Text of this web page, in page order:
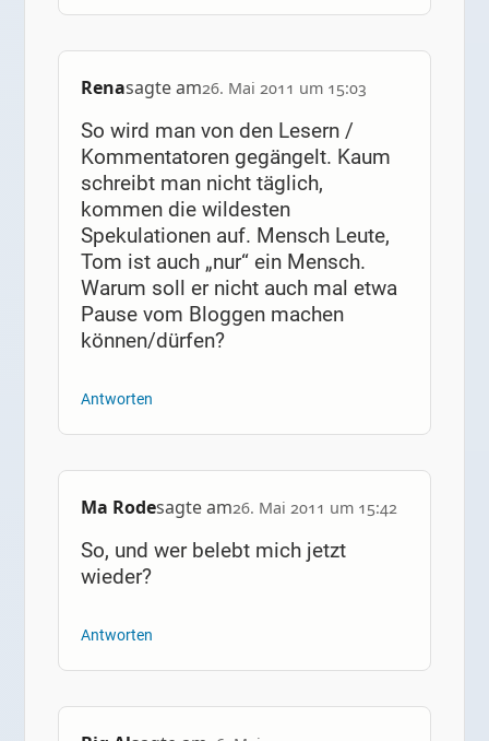
Renasagte am26. Mai 2011 um 15:03
So wird man von den Lesern /
Kommentatoren gegängelt. Kaum
schreibt man nicht täglich,
kommen die wildesten
Spekulationen auf. Mensch Leute,
Tom ist auch „nur“ ein Mensch.
Warum soll er nicht auch mal etwa
Pause vom Bloggen machen
können/dürfen?
Antworten
Ma Rodesagte am26. Mai 2011 um 15:42
So, und wer belebt mich jetzt
wieder?
Antworten